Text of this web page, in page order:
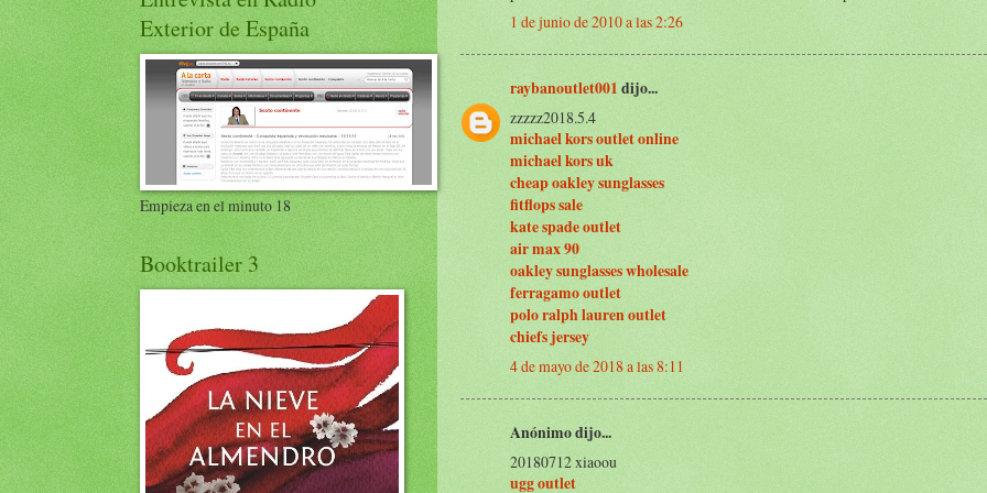
1 de junio de 2010 a las 2:26
raybanoutlet001 dijo...
zzzzz2018.5.4
michael kors outlet online
michael kors uk
cheap oakley sunglasses
fitflops sale
kate spade outlet
air max 90
oakley sunglasses wholesale
ferragamo outlet
polo ralph lauren outlet
chiefs jersey
4 de mayo de 2018 a las 8:11
Anónimo dijo...
20180712 xiaoou
ugg outlet
Exterior de España
Empieza en el minuto 18
Booktrailer 3